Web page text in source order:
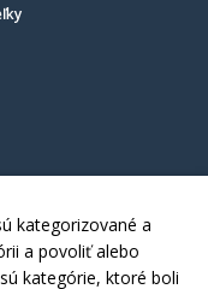
kategorizované a
a povoliť alebo
kategórie, ktoré boli